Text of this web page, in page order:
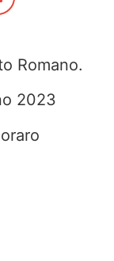
Romano.
2023